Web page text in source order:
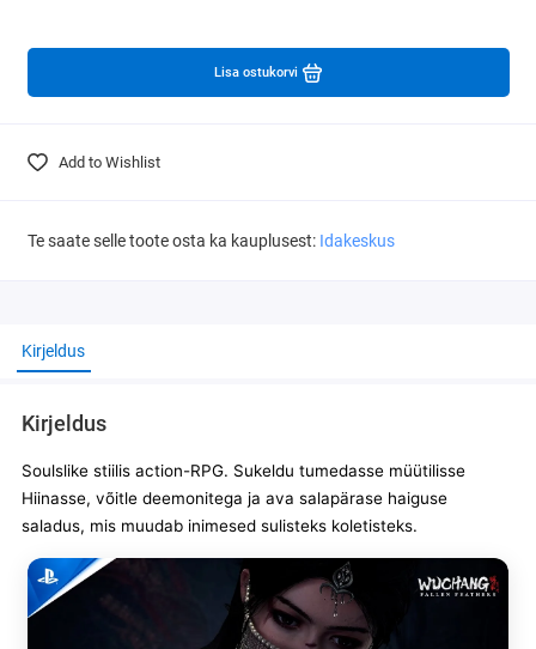
Lisa ostukorvi
Add to Wishlist
Te saate selle toote osta ka kauplusest: Idakeskus
Kirjeldus
Kirjeldus
Soulslike stiilis action-RPG. Sukeldu tumedasse müütilisse
Hiinasse, võitle deemonitega ja ava salapärase haiguse
saladus, mis muudab inimesed sulisteks koletisteks.